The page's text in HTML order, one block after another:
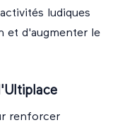
ludiques
et d'augmenter le
renforcer